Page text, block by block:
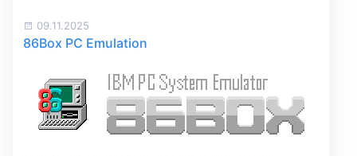
09.11.2025
86Box PC Emulation